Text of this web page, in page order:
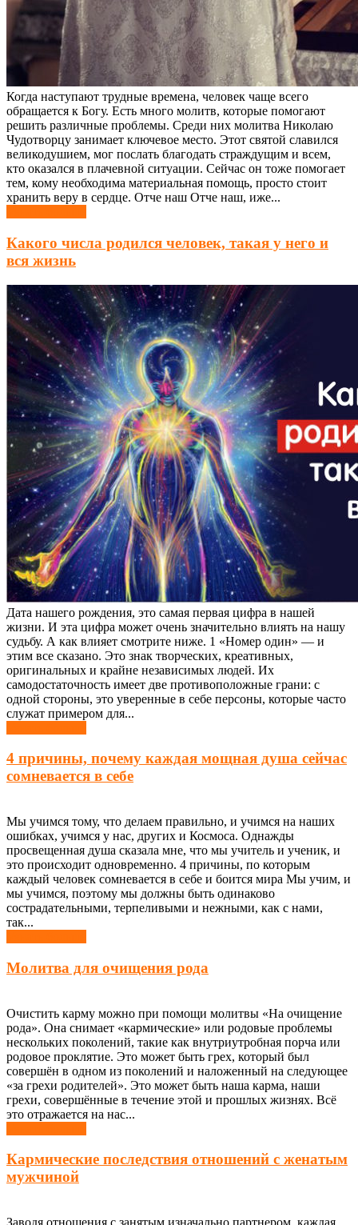
Когда наступают трудные времена, человек чаще всего
обращается к Богу. Есть много молитв, которые помогают
решить различные проблемы. Среди них молитва Николаю
Чудотворцу занимает ключевое место. Этот святой славился
великодушием, мог послать благодать страждущим и всем,
кто оказался в плачевной ситуации. Сейчас он тоже помогает
тем, кому необходима материальная помощь, просто стоит
хранить веру в сердце. Отче наш Отче наш, иже...
Какого числа родился человек, такая у него и
вся жизнь
Дата нашего рождения, это самая первая цифра в нашей
жизни. И эта цифра может очень значительно влиять на нашу
судьбу. А как влияет смотрите ниже. 1 «Номер один» — и
этим все сказано. Это знак творческих, креативных,
оригинальных и крайне независимых людей. Их
самодостаточность имеет две противоположные грани: с
одной стороны, это уверенные в себе персоны, которые часто
служат примером для...
4 причины, почему каждая мощная душа сейчас
сомневается в себе
Мы учимся тому, что делаем правильно, и учимся на наших
ошибках, учимся у нас, других и Космоса. Однажды
просвещенная душа сказала мне, что мы учитель и ученик, и
это происходит одновременно. 4 причины, по которым
каждый человек сомневается в себе и боится мира Мы учим, и
мы учимся, поэтому мы должны быть одинаково
сострадательными, терпеливыми и нежными, как с нами,
так...
Молитва для очищения рода
Очистить карму можно при помощи молитвы «На очищение
рода». Она снимает «кармические» или родовые проблемы
нескольких поколений, такие как внутриутробная порча или
родовое проклятие. Это может быть грех, который был
совершён в одном из поколений и наложенный на следующее
«за грехи родителей». Это может быть наша карма, наши
грехи, совершённые в течение этой и прошлых жизнях. Всё
это отражается на нас...
Кармические последствия отношений с женатым
мужчиной
Заводя отношения с занятым изначально партнером, каждая